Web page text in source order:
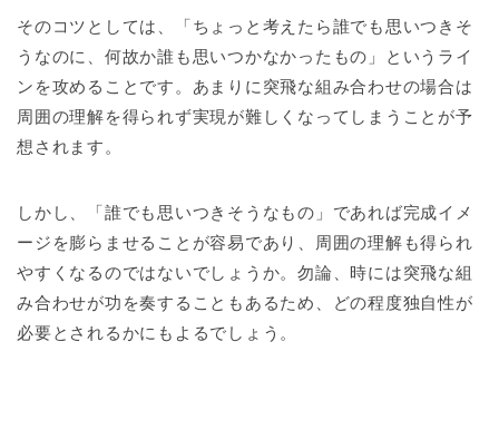
そのコツとしては、「ちょっと考えたら誰でも思いつきそ
うなのに、何故か誰も思いつかなかったもの」というライ
ンを攻めることです。あまりに突飛な組み合わせの場合は
周囲の理解を得られず実現が難しくなってしまうことが予
想されます。
しかし、「誰でも思いつきそうなもの」であれば完成イメ
ージを膨らませることが容易であり、周囲の理解も得られ
やすくなるのではないでしょうか。勿論、時には突飛な組
み合わせが功を奏することもあるため、どの程度独自性が
必要とされるかにもよるでしょう。